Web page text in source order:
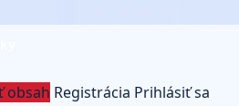
obsah Registrácia Prihlásiť sa